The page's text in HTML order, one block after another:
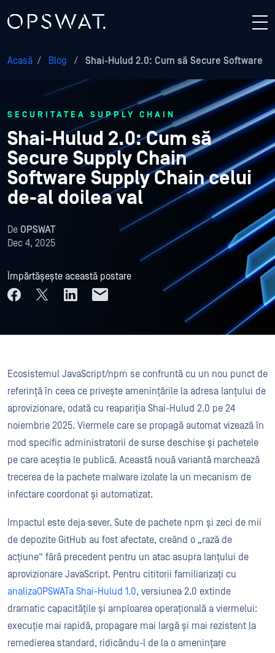
Acasă / Blog / Shai-Hulud 2.0: Cum să Secure Software
SECURITATEA SUPPLY CHAIN
Shai-Hulud 2.0: Cum să
Secure Supply Chain
Software Supply Chain celui
de-al doilea val
De OPSWAT
Dec 4, 2025
Împărtășește această postare
Ecosistemul JavaScript/npm se confruntă cu un nou punct de
referință în ceea ce privește amenințările la adresa lanțului de
aprovizionare, odată cu reapariția Shai-Hulud 2.0 pe 24
noiembrie 2025. Viermele care se propagă automat vizează în
mod specific administratorii de surse deschise și pachetele
pe care aceștia le publică. Această nouă variantă marchează
trecerea de la pachete malware izolate la un mecanism de
infectare coordonat și automatizat.
Impactul este deja sever. Sute de pachete npm și zeci de mii
de depozite GitHub au fost afectate, creând o „rază de
acțiune” fără precedent pentru un atac asupra lanțului de
aprovizionare JavaScript. Pentru cititorii familiarizați cu
analizaOPSWATa Shai-Hulud 1.0, versiunea 2.0 extinde
dramatic capacitățile și amploarea operațională a viermelui:
execuție mai rapidă, propagare mai largă și mai rezistent la
remedierea standard, ridicându-l de la o amenințare